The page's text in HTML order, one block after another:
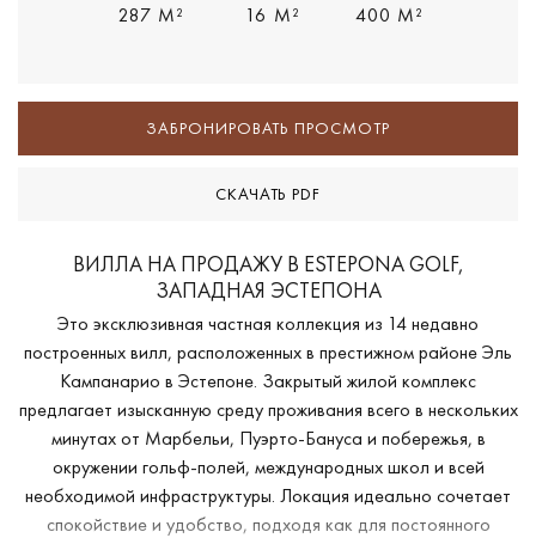
287 M²
16 M²
400 M²
ЗАБРОНИРОВАТЬ ПРОСМОТР
СКАЧАТЬ PDF
ВИЛЛА НА ПРОДАЖУ В ESTEPONA GOLF,
ЗАПАДНАЯ ЭСТЕПОНА
Это эксклюзивная частная коллекция из 14 недавно
построенных вилл, расположенных в престижном районе Эль
Кампанарио в Эстепоне. Закрытый жилой комплекс
предлагает изысканную среду проживания всего в нескольких
минутах от Марбельи, Пуэрто-Бануса и побережья, в
окружении гольф-полей, международных школ и всей
необходимой инфраструктуры. Локация идеально сочетает
спокойствие и удобство, подходя как для постоянного